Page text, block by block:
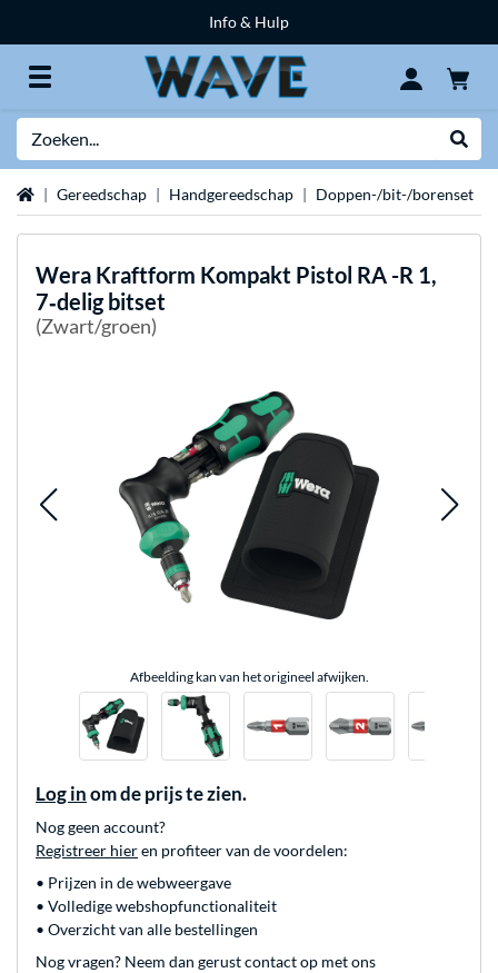
Info & Hulp
HomeGereedschap Handgereedschap Doppen-/bit-/borenset
Wera Kraftform Kompakt Pistol RA -R 1,
7‑delig bitset
(Zwart/groen)
Afbeelding kan van het origineel afwijken.
Log in om de prijs te zien.
Nog geen account?
Registreer hieren profiteer van de voordelen:
• Prijzen in de webweergave
• Volledige webshopfunctionaliteit
• Overzicht van alle bestellingen
Nog vragen? Neem dan gerust contact op met ons